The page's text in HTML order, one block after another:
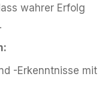
wahrer Erfolg
-Erkenntnisse mit